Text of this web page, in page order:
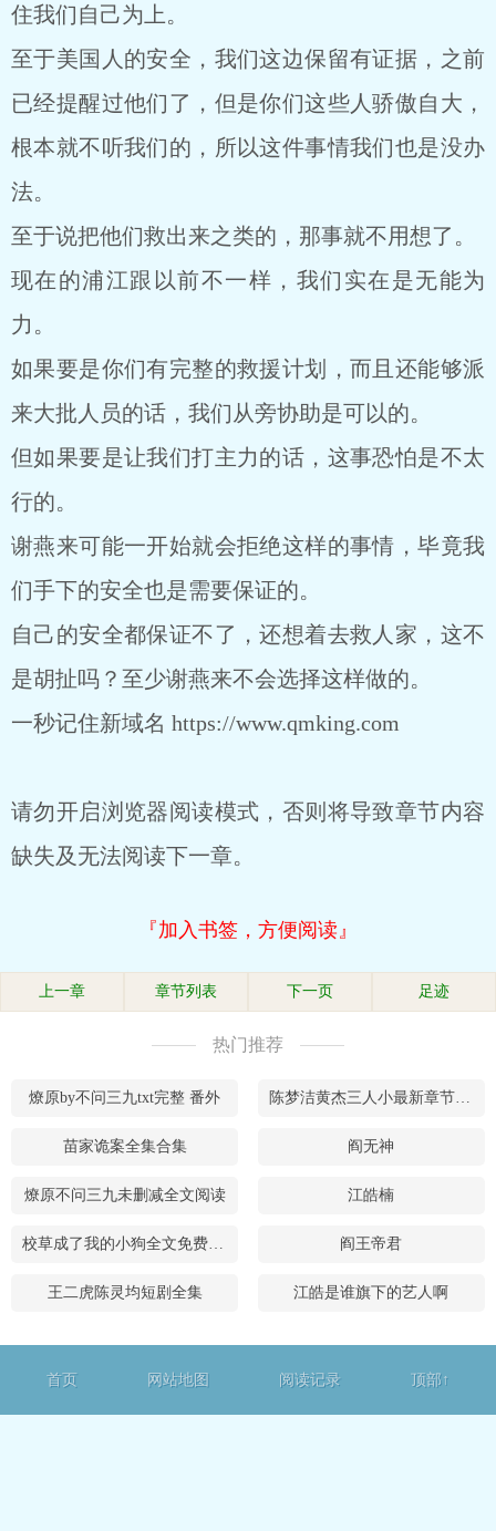
住我们自己为上。
至于美国人的安全，我们这边保留有证据，之前
已经提醒过他们了，但是你们这些人骄傲自大，
根本就不听我们的，所以这件事情我们也是没办
法。
至于说把他们救出来之类的，那事就不用想了。
现在的浦江跟以前不一样，我们实在是无能为
力。
如果要是你们有完整的救援计划，而且还能够派
来大批人员的话，我们从旁协助是可以的。
但如果要是让我们打主力的话，这事恐怕是不太
行的。
谢燕来可能一开始就会拒绝这样的事情，毕竟我
们手下的安全也是需要保证的。
自己的安全都保证不了，还想着去救人家，这不
是胡扯吗？至少谢燕来不会选择这样做的。
一秒记住新域名 https://www.qmking.com
请勿开启浏览器阅读模式，否则将导致章节内容
缺失及无法阅读下一章。
『加入书签，方便阅读』
上一章 章节列表 下一页 足迹
热门推荐
燎原by不问三九txt完整 番外 陈梦洁黄杰三人小最新章节更新内容
苗家诡案全集合集 阎无神
燎原不问三九未删减全文阅读 江皓楠
校草成了我的小狗全文免费阅读 阎王帝君
王二虎陈灵均短剧全集 江皓是谁旗下的艺人啊
首页 网站地图 阅读记录 顶部↑